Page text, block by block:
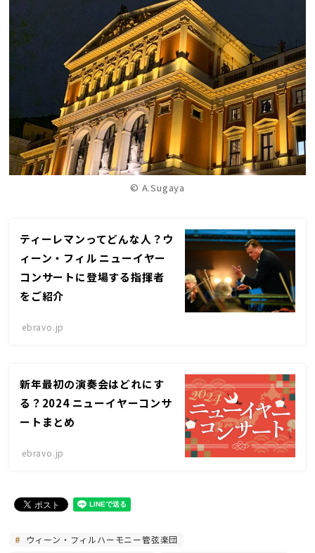
© A.Sugaya
ティーレマンってどんな人？ウ
ィーン・フィル ニューイヤー
コンサートに登場する指揮者
をご紹介
ebravo.jp
新年最初の演奏会はどれにす
る？2024 ニューイヤーコンサ
ートまとめ
ebravo.jp
ウィーン・フィルハーモニー管弦楽団